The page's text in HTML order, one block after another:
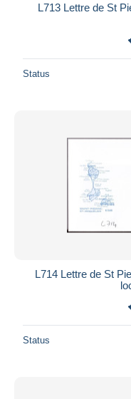
L713 Lettre de St
Status
L714 Lettre de St
Status